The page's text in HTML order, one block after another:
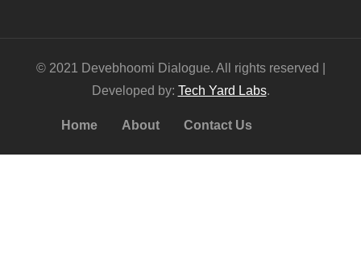
© 2021 Devebhoomi Dialogue. All rights reserved |
Developed by: Tech Yard Labs.
Home About Contact Us